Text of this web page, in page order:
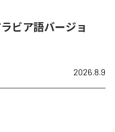
2026.8.9